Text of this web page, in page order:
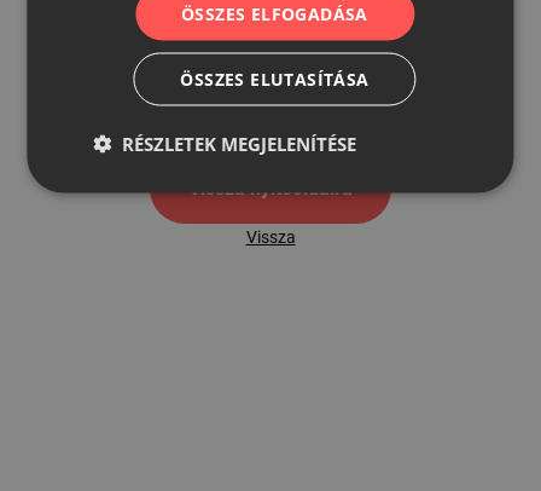
500
Vissza nyítóoldalra
Vissza
ÖSSZES ELFOGADÁSA
ÖSSZES ELUTASÍTÁSA
RÉSZLETEK MEGJELENÍTÉSE